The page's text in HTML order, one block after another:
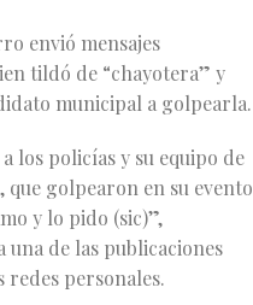
envió mensajes
tildó de “chayotera” y
municipal a golpearla.
los policías y su equipo de
golpearon en su evento
y lo pido (sic)”,
de las publicaciones
redes personales.